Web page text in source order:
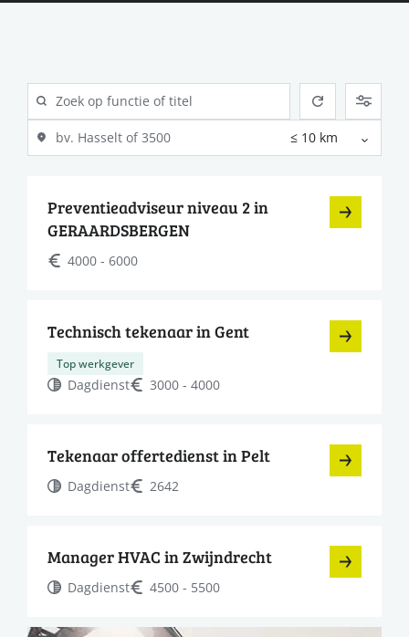
Preventieadviseur niveau 2 in
GERAARDSBERGEN
4000 - 6000
Technisch tekenaar in Gent
Top werkgever
Dagdienst 3000 - 4000
Tekenaar offertedienst in Pelt
Dagdienst 2642
Manager HVAC in Zwijndrecht
Dagdienst 4500 - 5500